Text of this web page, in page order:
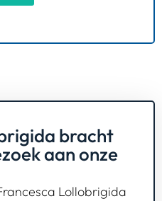
bracht
aan onze
Lollobrigida